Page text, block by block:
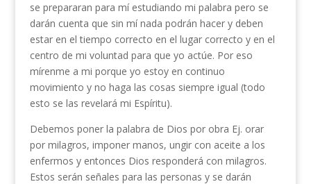
se prepararan para mí estudiando mi palabra pero se
darán cuenta que sin mí nada podrán hacer y deben
estar en el tiempo correcto en el lugar correcto y en el
centro de mi voluntad para que yo actúe. Por eso
mírenme a mi porque yo estoy en continuo
movimiento y no haga las cosas siempre igual (todo
esto se las revelará mi Espíritu).
Debemos poner la palabra de Dios por obra Ej. orar
por milagros, imponer manos, ungir con aceite a los
enfermos y entonces Dios responderá con milagros.
Estos serán señales para las personas y se darán